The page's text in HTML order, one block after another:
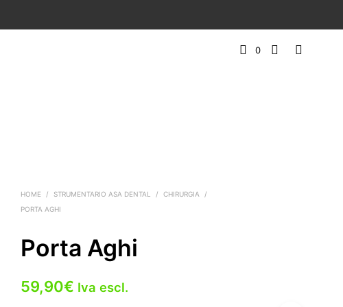
0
HOME / STRUMENTARIO ASA DENTAL / CHIRURGIA
/
PORTA AGHI
Porta Aghi
59,90€ Iva escl.